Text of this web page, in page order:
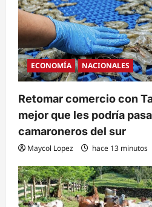
ECONOMÍA NACIONALES
Retomar comercio con
mejor que les podría
camaroneros del sur
Maycol Lopez hace 13 minutos